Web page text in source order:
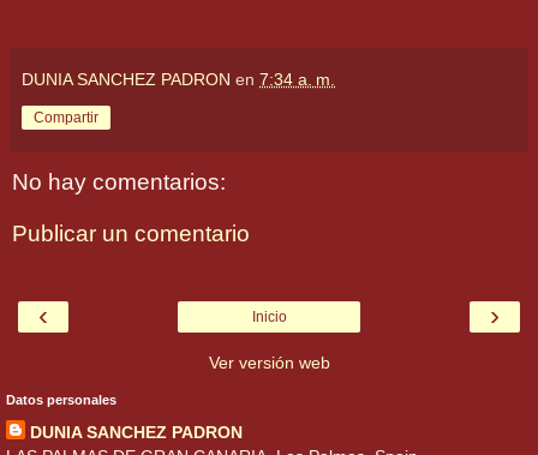
DUNIA SANCHEZ PADRON en 7:34 a. m.
Compartir
No hay comentarios:
Publicar un comentario
‹ ›
Inicio
Ver versión web
Datos personales
DUNIA SANCHEZ PADRON